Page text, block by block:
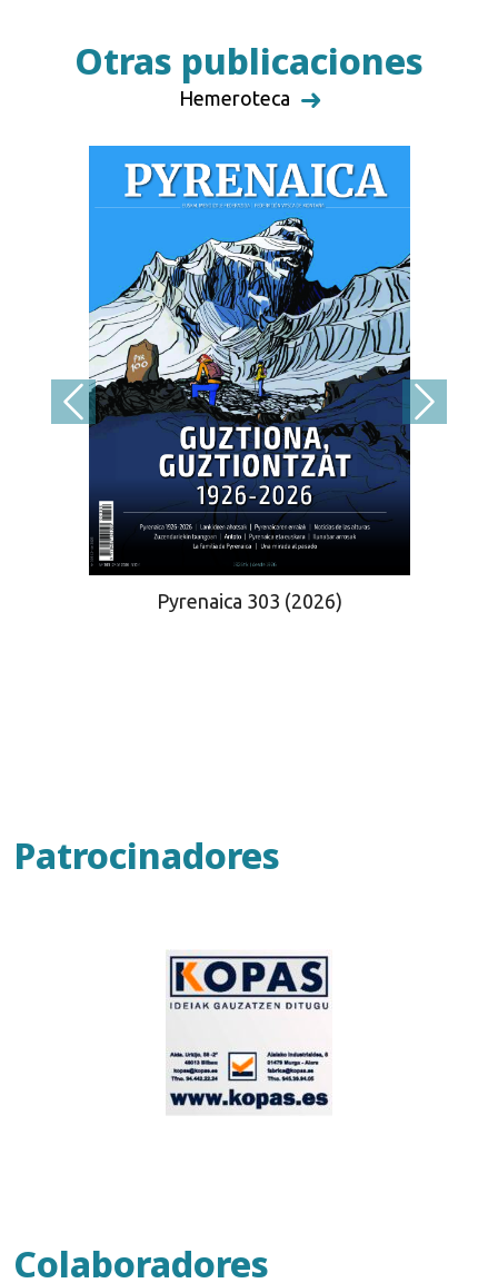
Otras publicaciones
Hemeroteca
Pyrenaica 303 (2026)
Patrocinadores
Colaboradores